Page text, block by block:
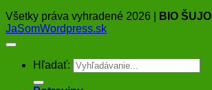
Všetky práva vyhradené 2026 |
BIO ŠUJO
JaSomWordpress.sk
Hľadať: